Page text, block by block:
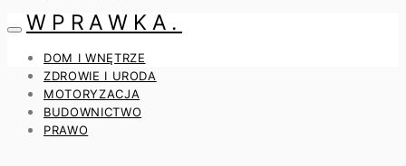
WPRAWKA.
DOM I WNĘTRZE
ZDROWIE I URODA
MOTORYZACJA
BUDOWNICTWO
PRAWO